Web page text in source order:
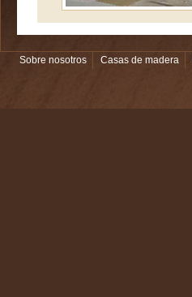
Sobre nosotros Casas de madera